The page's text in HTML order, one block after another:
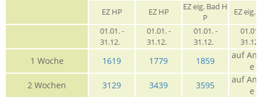
EZ HP
EZ HP
EZ eig. Bad H
P
EZ eig.
01.01. -
31.12.
01.01. -
31.12.
01.01. -
31.12.
01.01.
1 Woche 1619 1779 1859
auf
e
2 Wochen
3129 3439 3595
auf
e